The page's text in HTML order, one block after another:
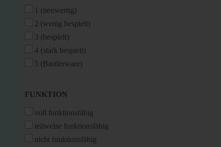
1 (neuwertig)
2 (wenig bespielt)
3 (bespielt)
4 (stark bespielt)
5 (Bastlerware)
FUNKTION
FUNKTION
voll funktionsfähig
teilweise funktionsfähig
nicht funktionsfähig